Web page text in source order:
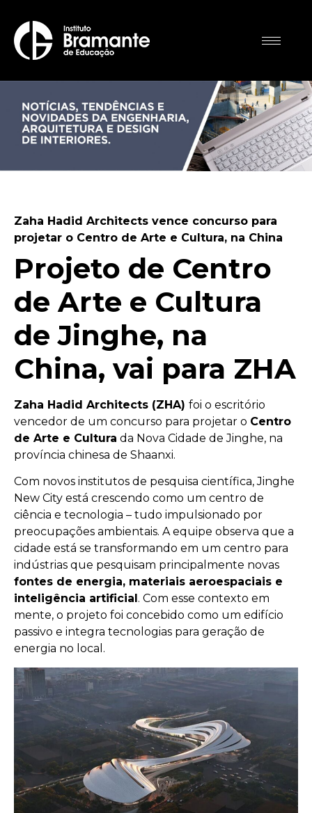
Zaha Hadid Architects vence concurso para
projetar o Centro de Arte e Cultura, na China
Projeto de Centro
de Arte e Cultura
de Jinghe, na
China, vai para ZHA
Zaha Hadid Architects (ZHA) foi o escritório
vencedor de um concurso para projetar o Centro
de Arte e Cultura da Nova Cidade de Jinghe, na
província chinesa de Shaanxi.
Com novos institutos de pesquisa científica, Jinghe
New City está crescendo como um centro de
ciência e tecnologia – tudo impulsionado por
preocupações ambientais. A equipe observa que a
cidade está se transformando em um centro para
indústrias que pesquisam principalmente novas
fontes de energia, materiais aeroespaciais e
inteligência artificial . Com esse contexto em
mente, o projeto foi concebido como um edifício
passivo e integra tecnologias para geração de
energia no local.